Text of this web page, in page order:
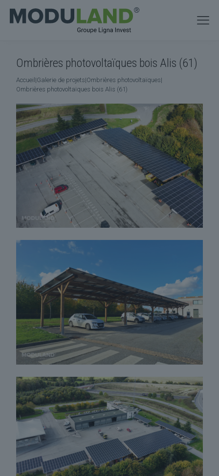
Ombrières photovoltaïques bois Alis (61)
Accueil|Galerie de projets|Ombrières photovoltaïques|
Ombrières photovoltaïques bois Alis (61)